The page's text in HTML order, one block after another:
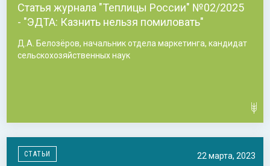
Статья журнала "Теплицы России" №02/2025
- "ЭДТА: Казнить нельзя помиловать"
Д.А. Белозёров, начальник отдела маркетинга, кандидат
сельскохозяйственных наук
СТАТЬИ 22 марта, 2023